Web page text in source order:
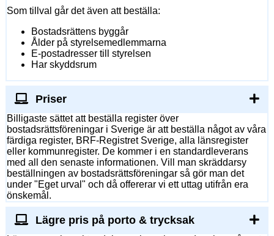
Som tillval går det även att beställa:
Bostadsrättens byggår
Ålder på styrelsemedlemmarna
E-postadresser till styrelsen
Har skyddsrum
Priser
Billigaste sättet att beställa register över
bostadsrättsföreningar i Sverige är att beställa något av våra
färdiga register, BRF-Registret Sverige, alla länsregister
eller kommunregister. De kommer i en standardleverans
med all den senaste informationen. Vill man skräddarsy
beställningen av bostadsrättsföreningar så gör man det
under "Eget urval" och då offererar vi ett uttag utifrån era
önskemål.
Lägre pris på porto & trycksak